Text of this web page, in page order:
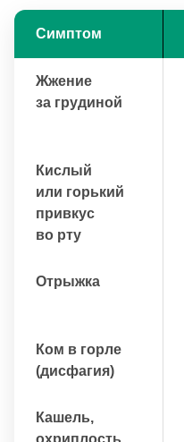
Симптом
Жжение
за грудиной
Кислый
или горький
привкус
во рту
Отрыжка
Ком в горле
(дисфагия)
Кашель,
охриплость